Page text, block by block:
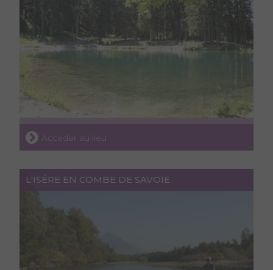
Accéder au lieu
L'ISÉRE EN COMBE DE SAVOIE